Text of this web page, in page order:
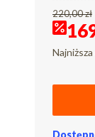
220,00 zł